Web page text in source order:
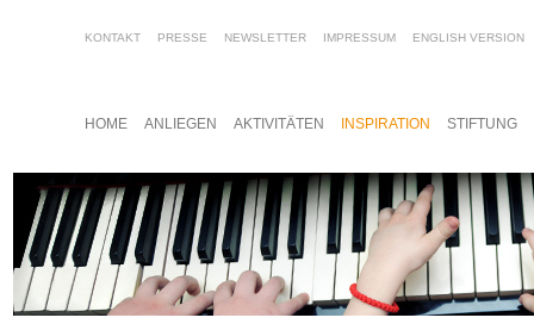
HOME ANLIEGEN AKTIVITÄTEN INSPIRATION STIFTUNG
KONTAKT PRESSE NEWSLETTER IMPRESSUM ENGLISH VERSION